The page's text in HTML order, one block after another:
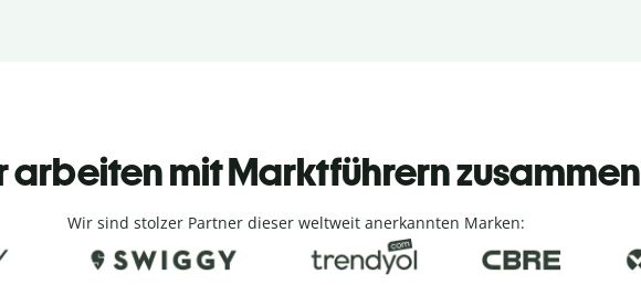
arbeiten mit Marktführern zusammen
Wir sind stolzer Partner dieser weltweit anerkannten Marken: